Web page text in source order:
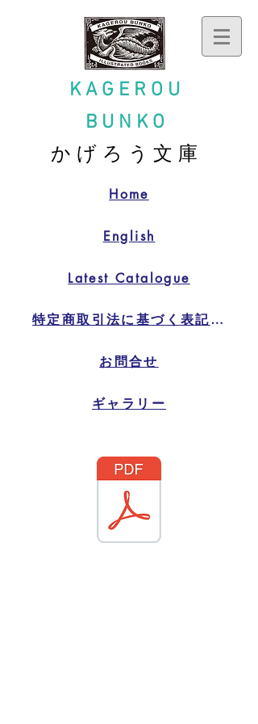
KAGEROU
BUNKO
かげろう文庫
Home
English
Latest Catalogue
特定商取引法に基づく表記特定商取引法に基づく表記
お問合せ
ギャラリー